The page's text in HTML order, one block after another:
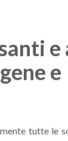
e
tutte le